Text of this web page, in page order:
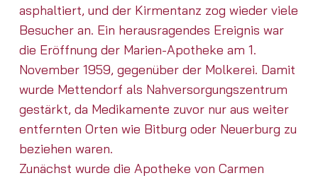
asphaltiert, und der Kirmentanz zog wieder viele
Besucher an. Ein herausragendes Ereignis war
die Eröffnung der Marien-Apotheke am 1.
November 1959, gegenüber der Molkerei. Damit
wurde Met­tendorf als Nahversorgungszentrum
gestärkt, da Medikamente zuvor nur aus weiter
entfernten Orten wie Bitburg oder Neuerburg zu
beziehen waren.
Zunächst wurde die Apotheke von Carmen